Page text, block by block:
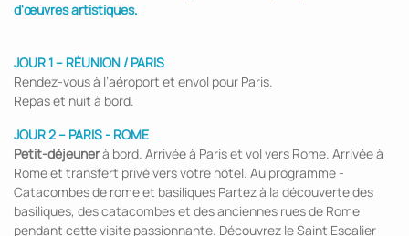
d'œuvres artistiques.
JOUR 1 – RÉUNION / PARIS
Rendez-vous à l’aéroport et envol pour Paris.
Repas et nuit à bord.
JOUR 2 – PARIS - ROME
Petit-déjeunerà bord. Arrivée à Paris et vol vers Rome. Arrivée à
Rome et transfert privé vers votre hôtel. Au programme -
Catacombes de rome et basiliques Partez à la découverte des
basiliques, des catacombes et des anciennes rues de Rome
pendant cette visite passionnante. Découvrez le Saint Escalier